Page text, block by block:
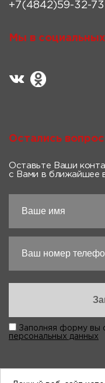
+7(4842)59-32-73
Мы в
Остались
Оставьте Ваши
с Вами в ближайшее
Заполняя форму вы
персональных данных